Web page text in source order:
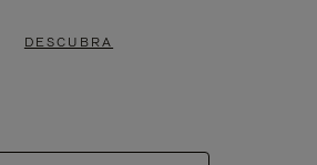
DESCUBRA